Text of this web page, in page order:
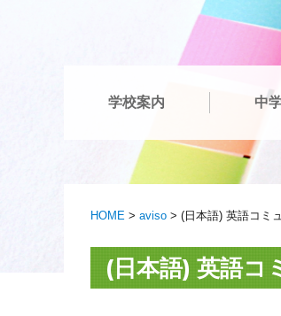
学校案内 中
HOME > aviso > (日本語) 英語コミ
(日本語) 英語